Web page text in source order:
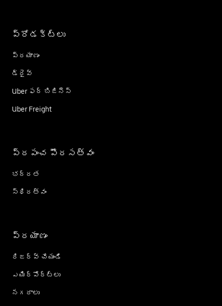
ప్రోడక్ట్؜లు
ప్రయాణం
డ్రైవ్
Uber ఫర్ బిజినెస్
Uber Freight
ప్రపంచ పౌరసత్వం
భద్రత
స్థిరత్వం
ప్రయాణం
రిజర్వ్ చేయండి
ఎయిర్؜పోర్ట్؜లు
నగరాలు